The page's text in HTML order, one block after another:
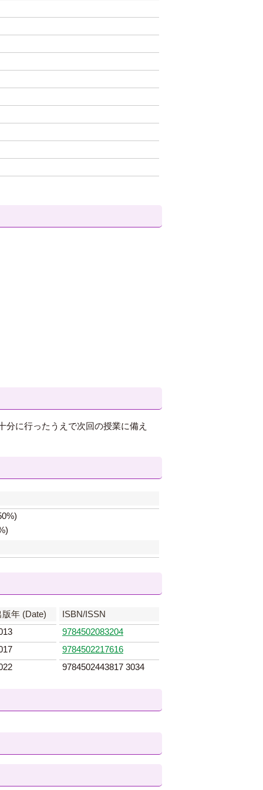
に行ったうえで次回の授業に備え
版年 (Date)
ISBN/ISSN
9784502083204
9784502217616
9784502443817 3034